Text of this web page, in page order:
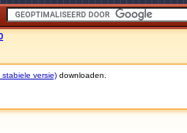
versie) downloaden.